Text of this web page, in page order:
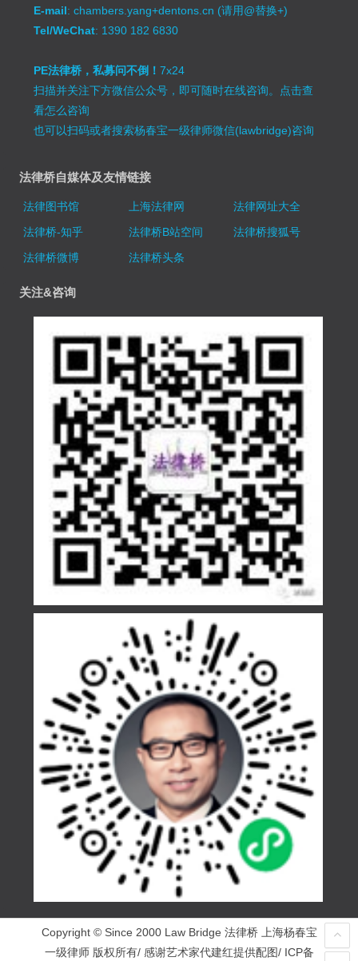
E-mail: chambers.yang+dentons.cn (请用@替换+)
Tel/WeChat: 1390 182 6830
PE法律桥，私募问不倒！7x24
扫描并关注下方微信公众号，即可随时在线咨询。 点击查
看怎么咨询
也可以扫码或者搜索杨春宝一级律师微信(lawbridge)咨询
法律桥自媒体及友情链接
法律图书馆 上海法律网
法律网址大全
法律桥-知乎
法律桥B站空间
法律桥搜狐号
法律桥微博
法律桥头条
关注&咨询
Copyright © Since 2000 Law Bridge 法律桥 上海杨春宝
一级律师 版权所有/ 感谢艺术家代建红提供配图/ ICP备